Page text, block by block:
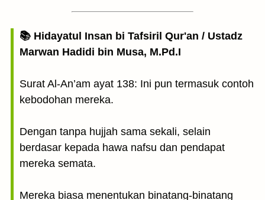
📚 Hidayatul Insan bi Tafsiril Qur'an / Ustadz
Marwan Hadidi bin Musa, M.Pd.I
Surat Al-An’am ayat 138: Ini pun termasuk contoh
kebodohan mereka.
Dengan tanpa hujjah sama sekali, selain
berdasar kepada hawa nafsu dan pendapat
mereka semata.
Mereka biasa menentukan binatang-binatang